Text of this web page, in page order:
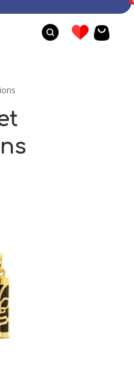
Europe ✦
de la
- 60